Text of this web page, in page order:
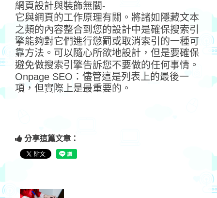
網頁設計與裝飾無關-
它與網頁的工作原理有關。將諸如隱藏文本
之類的內容整合到您的設計中是確保搜索引
擎能夠對它們進行懲罰或取消索引的一種可
靠方法。可以隨心所欲地設計，但是要確保
避免做搜索引擎告訴您不要做的任何事情。
Onpage SEO：儘管這是列表上的最後一
項，但實際上是最重要的。
分享這篇文章：